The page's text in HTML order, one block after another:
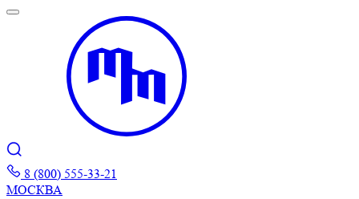
8 (800) 555-33-21
МОСКВА